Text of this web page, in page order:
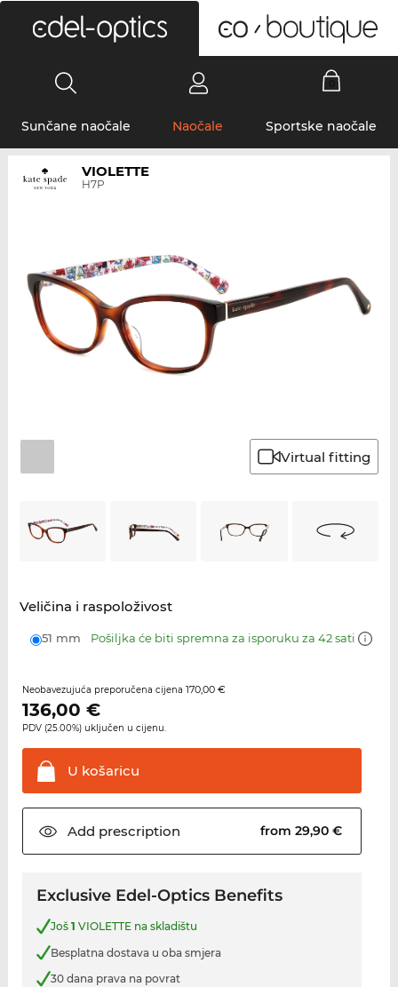
Sunčane naočale Naočale Sportske naočale
VIOLETTE
H7P
Virtual fitting
Veličina i raspoloživost
51 mm Pošiljka će biti spremna za isporuku za 42 sati
Neobavezujuća preporučena cijena 170,00 €
136,00 €
PDV (25.00%) uključen u cijenu.
U košaricu
Add prescription from 29,90 €
Exclusive Edel-Optics Benefits
Još 1 VIOLETTE na skladištu
Besplatna dostava u oba smjera
30 dana prava na povrat